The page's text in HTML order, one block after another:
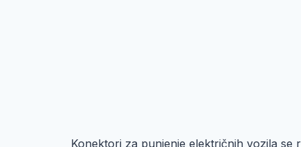
Konektori za punjenje električnih vozila se